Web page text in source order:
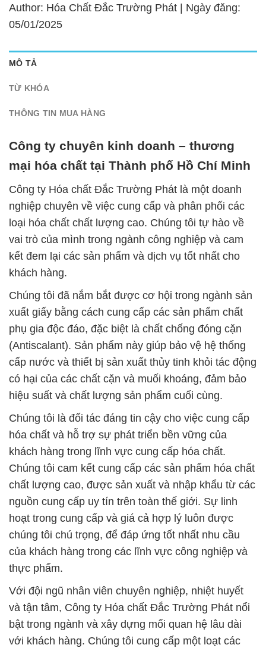
Author: Hóa Chất Đắc Trường Phát | Ngày đăng:
05/01/2025
MÔ TẢ
TỪ KHÓA
THÔNG TIN MUA HÀNG
Công ty chuyên kinh doanh – thương
mại hóa chất tại Thành phố Hồ Chí Minh
Công ty Hóa chất Đắc Trường Phát là một doanh
nghiệp chuyên về việc cung cấp và phân phối các
loại hóa chất chất lượng cao. Chúng tôi tự hào về
vai trò của mình trong ngành công nghiệp và cam
kết đem lại các sản phẩm và dịch vụ tốt nhất cho
khách hàng.
Chúng tôi đã nắm bắt được cơ hội trong ngành sản
xuất giấy bằng cách cung cấp các sản phẩm chất
phụ gia độc đáo, đặc biệt là chất chống đóng cặn
(Antiscalant). Sản phẩm này giúp bảo vệ hệ thống
cấp nước và thiết bị sản xuất thủy tinh khỏi tác động
có hại của các chất cặn và muối khoáng, đảm bảo
hiệu suất và chất lượng sản phẩm cuối cùng.
Chúng tôi là đối tác đáng tin cậy cho việc cung cấp
hóa chất và hỗ trợ sự phát triển bền vững của
khách hàng trong lĩnh vực cung cấp hóa chất.
Chúng tôi cam kết cung cấp các sản phẩm hóa chất
chất lượng cao, được sản xuất và nhập khẩu từ các
nguồn cung cấp uy tín trên toàn thế giới. Sự linh
hoạt trong cung cấp và giá cả hợp lý luôn được
chúng tôi chú trọng, để đáp ứng tốt nhất nhu cầu
của khách hàng trong các lĩnh vực công nghiệp và
thực phẩm.
Với đội ngũ nhân viên chuyên nghiệp, nhiệt huyết
và tận tâm, Công ty Hóa chất Đắc Trường Phát nổi
bật trong ngành và xây dựng mối quan hệ lâu dài
với khách hàng. Chúng tôi cung cấp một loạt các